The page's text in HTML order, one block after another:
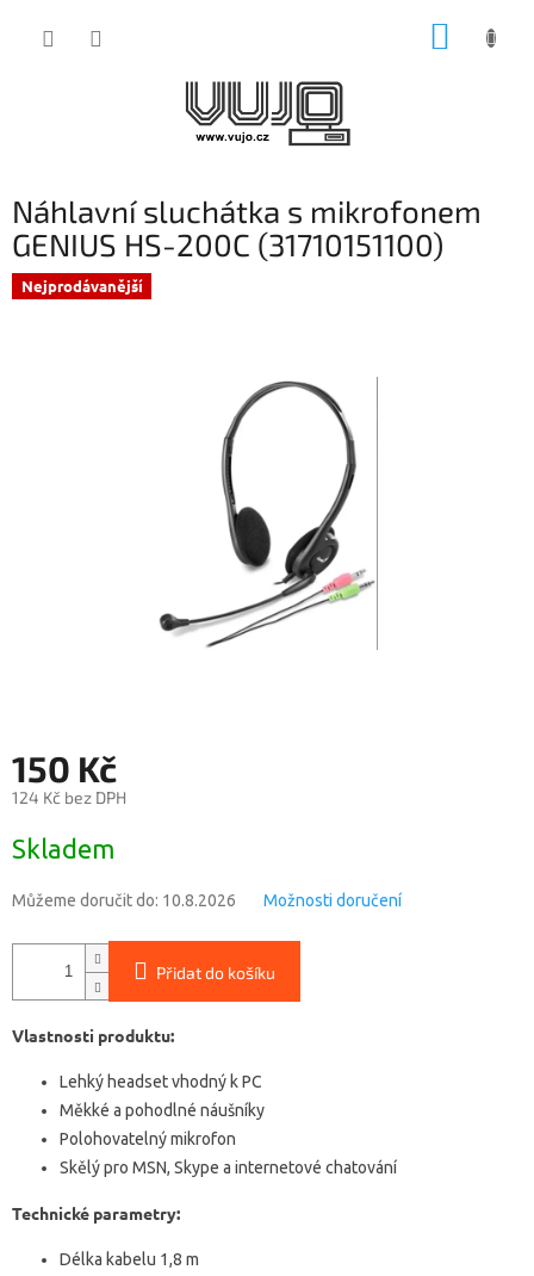
Náhlavní sluchátka s mikrofonem
GENIUS HS-200C (31710151100)
Nejprodávanější
150 Kč
124 Kč bez DPH
cena:
Skladem
Můžeme doručit do: 10.8.2026 Možnosti doručení
Přidat do košíku
Vlastnosti produktu:
Lehký headset vhodný k PC
Měkké a pohodlné náušníky
Polohovatelný mikrofon
Skělý pro MSN, Skype a internetové chatování
Technické parametry:
Délka kabelu 1,8 m